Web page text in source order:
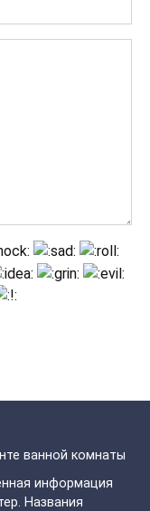
ванной комнаты
информация
Названия